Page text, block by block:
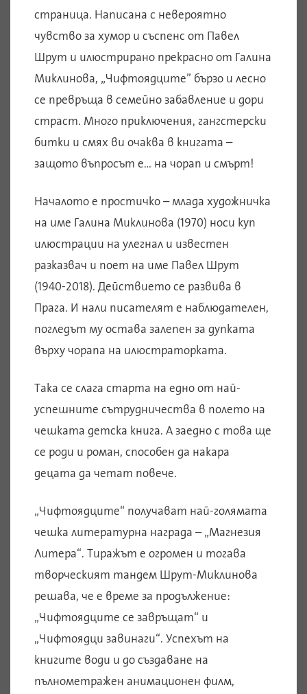
страница. Написана с невероятно
чувство за хумор и съспенс от Павел
Шрут и илюстрирано прекрасно от Галина
Миклинова, „Чифтоядците” бързо и лесно
се превръща в семейно забавление и дори
страст. Много приключения, гангстерски
битки и смях ви очаква в книгата –
защото въпросът е… на чорап и смърт!
Началото е простичко – млада художничка
на име Галина Миклинова (1970) носи куп
илюстрации на улегнал и известен
разказвач и поет на име Павел Шрут
(1940-2018). Действието се развива в
Прага. И нали писателят е наблюдателен,
погледът му остава залепен за дупката
върху чорапа на илюстраторката.
Така се слага старта на едно от най-
успешните сътрудничества в полето на
чешката детска книга. А заедно с това ще
се роди и роман, способен да накара
децата да четат повече.
„Чифтоядците“ получават най-голямата
чешка литературна награда – „Магнезия
Литера“. Тиражът е огромен и тогава
творческият тандем Шрут-Миклинова
решава, че е време за продължение:
„Чифтоядците се завръщат“ и
„Чифтоядци завинаги“. Успехът на
книгите води и до създаване на
пълнометражен анимационен филм,